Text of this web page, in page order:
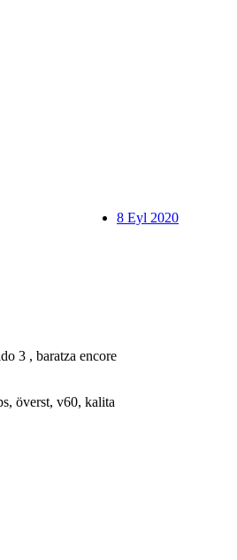
3 , baratza encore
överst, v60, kalita
8 Eyl 2020